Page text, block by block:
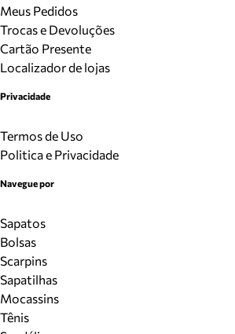
Meus Pedidos
Trocas e Devoluções
Cartão Presente
Localizador de lojas
Privacidade
Termos de Uso
Politica e Privacidade
Navegue por
Sapatos
Bolsas
Scarpins
Sapatilhas
Mocassins
Tênis